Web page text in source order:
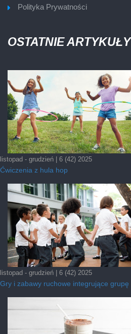
Polityka Prywatności
OSTATNIE ARTYKUŁY
listopad - grudzień | 6 (42) 2025
Ćwiczenia z hula hop
listopad - grudzień | 6 (42) 2025
Gry i zabawy ruchowe integrujące grupę